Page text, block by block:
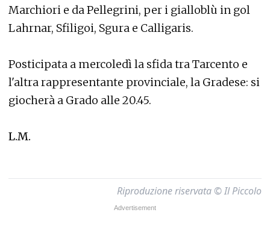
Marchiori e da Pellegrini, per i gialloblù in gol
Lahrnar, Sfiligoi, Sgura e Calligaris.
Posticipata a mercoledì la sfida tra Tarcento e
l'altra rappresentante provinciale, la Gradese: si
giocherà a Grado alle 20.45.
L.M.
Riproduzione riservata © Il Piccolo